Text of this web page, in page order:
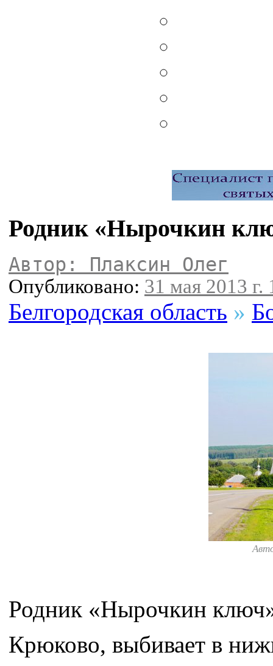
Родник «Нырочкин
Автор: Плаксин Олег
Опубликовано: 31 мая 2013 г.
Белгородская область »
Родник «Нырочкин
Крюково, выбивает в